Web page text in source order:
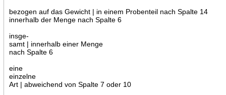
bezogen auf das Gewicht | in einem Probenteil nach Spalte 14
innerhalb der Menge nach Spalte 6
insge-
samt | innerhalb einer Menge
nach Spalte 6
eine
einzelne
Art | abweichend von Spalte 7 oder 10